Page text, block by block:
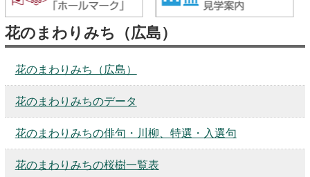
造幣局案内 サイトマップ
トップページ
造幣局について
造幣事業を知る
貨幣を知る
造幣局を楽しむ
花のまわりみち（広島）
花のまわりみち（広島）
花のまわりみちのデータ
花のまわりみちの俳句・川柳、特選・入選句
花のまわりみちの桜樹一覧表